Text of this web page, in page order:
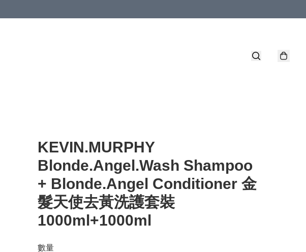
KEVIN.MURPHY
Blonde.Angel.Wash Shampoo
+ Blonde.Angel Conditioner 金
髮天使去黃洗護套裝
1000ml+1000ml
數量